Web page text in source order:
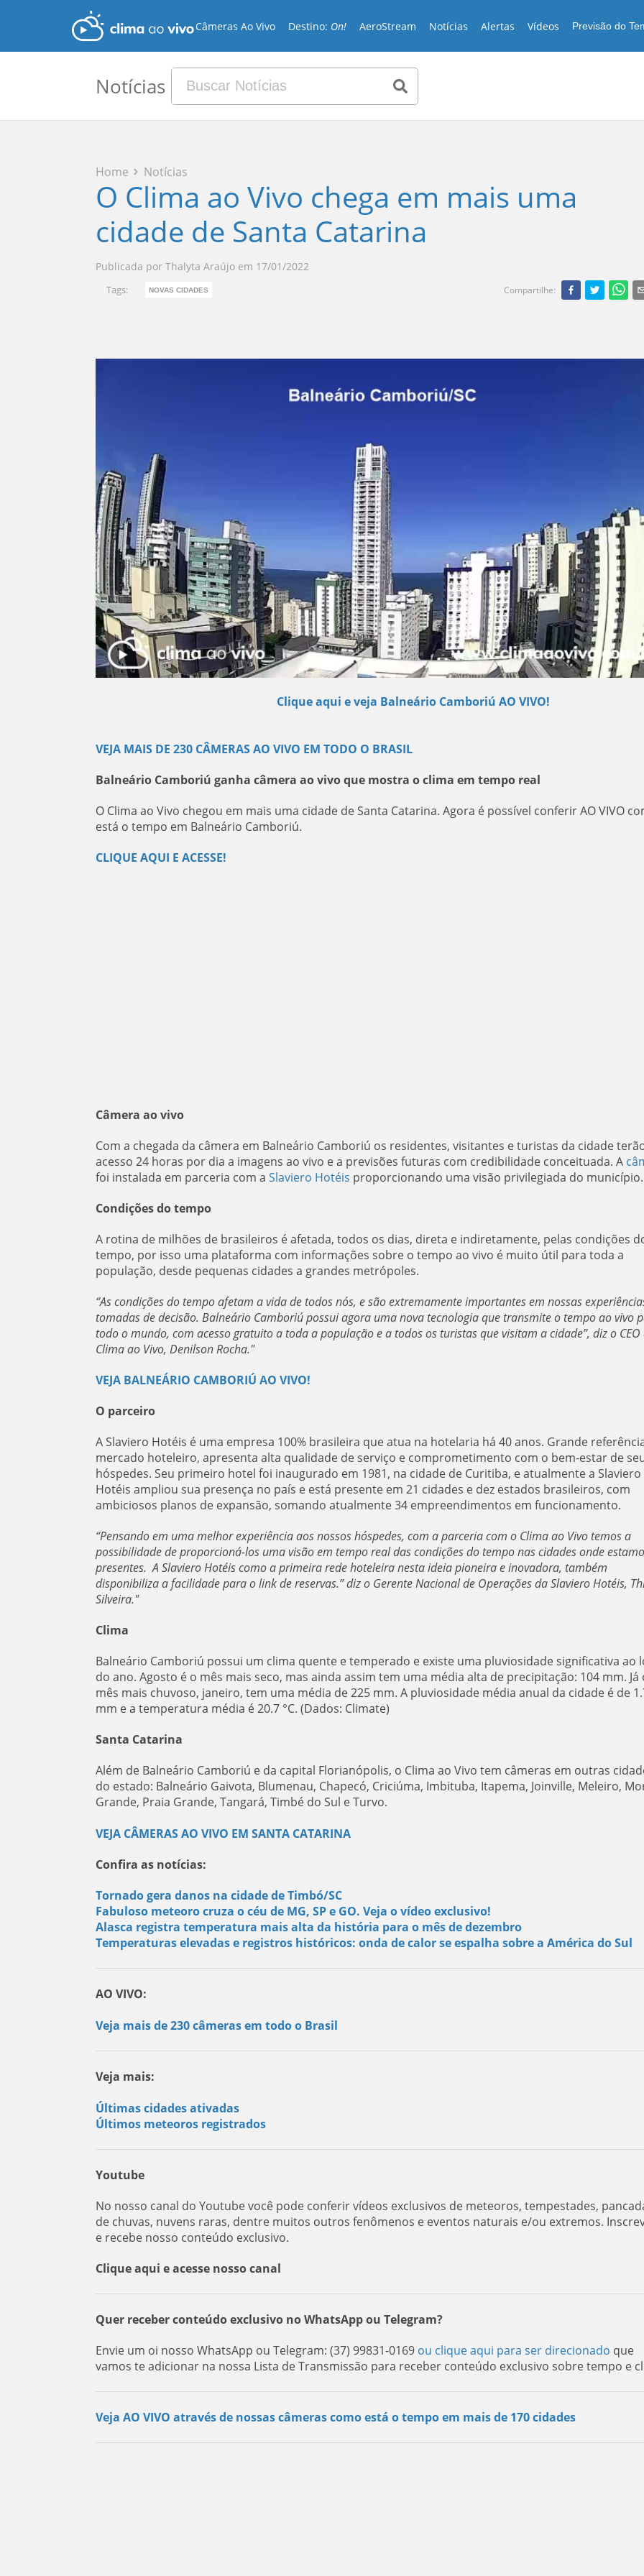
Câmeras Ao Vivo Destino: On! AeroStream Notícias Alertas Vídeos Previsão do
Notícias
Home Notícias
O Clima ao Vivo chega em mais uma
cidade de Santa Catarina
Publicada por Thalyta Araújo em 17/01/2022
Tags: NOVAS CIDADES Compartilhe:
Clique aqui e veja Balneário Camboriú AO VIVO!
VEJA MAIS DE 230 CÂMERAS AO VIVO EM TODO O BRASIL
Balneário Camboriú ganha câmera ao vivo que mostra o clima em tempo real
O Clima ao Vivo chegou em mais uma cidade de Santa Catarina. Agora é possível conferir AO VIVO
está o tempo em Balneário Camboriú.
CLIQUE AQUI E ACESSE!
Câmera ao vivo
Com a chegada da câmera em Balneário Camboriú os residentes, visitantes e turistas da cidade
acesso 24 horas por dia a imagens ao vivo e a previsões futuras com credibilidade conceituada. A
foi instalada em parceria com a Slaviero Hotéis proporcionando uma visão privilegiada do município.
Condições do tempo
A rotina de milhões de brasileiros é afetada, todos os dias, direta e indiretamente, pelas condições
tempo, por isso uma plataforma com informações sobre o tempo ao vivo é muito útil para toda a
população, desde pequenas cidades a grandes metrópoles.
“As condições do tempo afetam a vida de todos nós, e são extremamente importantes em nossas
tomadas de decisão. Balneário Camboriú possui agora uma nova tecnologia que transmite o tempo ao vivo
todo o mundo, com acesso gratuito a toda a população e a todos os turistas que visitam a cidade”, diz o CEO
Clima ao Vivo, Denilson Rocha."
VEJA BALNEÁRIO CAMBORIÚ AO VIVO!
O parceiro
A Slaviero Hotéis é uma empresa 100% brasileira que atua na hotelaria há 40 anos. Grande
mercado hoteleiro, apresenta alta qualidade de serviço e comprometimento com o bem-estar de
hóspedes. Seu primeiro hotel foi inaugurado em 1981, na cidade de Curitiba, e atualmente a Slaviero
Hotéis ampliou sua presença no país e está presente em 21 cidades e dez estados brasileiros, com
ambiciosos planos de expansão, somando atualmente 34 empreendimentos em funcionamento.
“Pensando em uma melhor experiência aos nossos hóspedes, com a parceria com o Clima ao Vivo temos a
possibilidade de proporcioná-los uma visão em tempo real das condições do tempo nas cidades onde
presentes. A Slaviero Hotéis como a primeira rede hoteleira nesta ideia pioneira e inovadora, também
disponibiliza a facilidade para o link de reservas.” diz o Gerente Nacional de Operações da Slaviero Hotéis,
Silveira."
Clima
Balneário Camboriú possui um clima quente e temperado e existe uma pluviosidade significativa ao
do ano. Agosto é o mês mais seco, mas ainda assim tem uma média alta de precipitação: 104 mm. Já
mês mais chuvoso, janeiro, tem uma média de 225 mm. A pluviosidade média anual da cidade é de
mm e a temperatura média é 20.7 °C. (Dados: Climate)
Santa Catarina
Além de Balneário Camboriú e da capital Florianópolis, o Clima ao Vivo tem câmeras em outras
do estado: Balneário Gaivota, Blumenau, Chapecó, Criciúma, Imbituba, Itapema, Joinville, Meleiro,
Grande, Praia Grande, Tangará, Timbé do Sul e Turvo.
VEJA CÂMERAS AO VIVO EM SANTA CATARINA
Confira as notícias:
Tornado gera danos na cidade de Timbó/SC
Fabuloso meteoro cruza o céu de MG, SP e GO. Veja o vídeo exclusivo!
Alasca registra temperatura mais alta da história para o mês de dezembro
Temperaturas elevadas e registros históricos: onda de calor se espalha sobre a América do Sul
AO VIVO:
Veja mais de 230 câmeras em todo o Brasil
Veja mais:
Últimas cidades ativadas
Últimos meteoros registrados
Youtube
No nosso canal do Youtube você pode conferir vídeos exclusivos de meteoros, tempestades,
de chuvas, nuvens raras, dentre muitos outros fenômenos e eventos naturais e/ou extremos.
e recebe nosso conteúdo exclusivo.
Clique aqui e acesse nosso canal
Quer receber conteúdo exclusivo no WhatsApp ou Telegram?
Envie um oi nosso WhatsApp ou Telegram: (37) 99831-0169 ou clique aqui para ser direcionado que
vamos te adicionar na nossa Lista de Transmissão para receber conteúdo exclusivo sobre tempo e
Veja AO VIVO através de nossas câmeras como está o tempo em mais de 170 cidades